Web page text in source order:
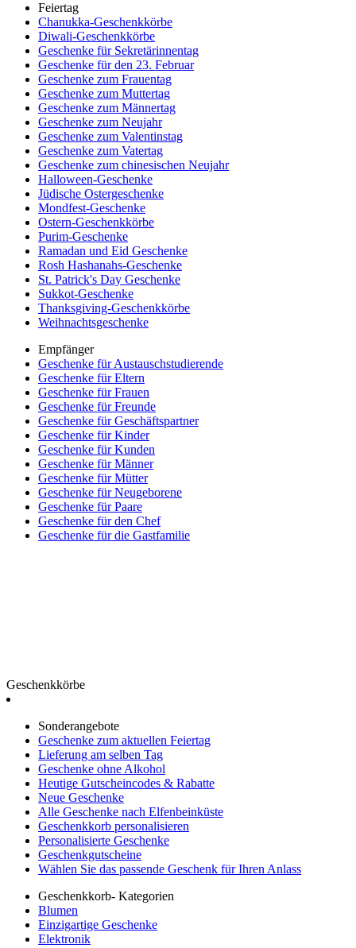
Feiertag
Chanukka-Geschenkkörbe
Diwali-Geschenkkörbe
Geschenke für Sekretärinnentag
Geschenke für den 23. Februar
Geschenke zum Frauentag
Geschenke zum Muttertag
Geschenke zum Männertag
Geschenke zum Neujahr
Geschenke zum Valentinstag
Geschenke zum Vatertag
Geschenke zum chinesischen Neujahr
Halloween-Geschenke
Jüdische Ostergeschenke
Mondfest-Geschenke
Ostern-Geschenkkörbe
Purim-Geschenke
Ramadan und Eid Geschenke
Rosh Hashanahs-Geschenke
St. Patrick's Day Geschenke
Sukkot-Geschenke
Thanksgiving-Geschenkkörbe
Weihnachtsgeschenke
Empfänger
Geschenke für Austauschstudierende
Geschenke für Eltern
Geschenke für Frauen
Geschenke für Freunde
Geschenke für Geschäftspartner
Geschenke für Kinder
Geschenke für Kunden
Geschenke für Männer
Geschenke für Mütter
Geschenke für Neugeborene
Geschenke für Paare
Geschenke für den Chef
Geschenke für die Gastfamilie
Geschenkkörbe
Sonderangebote
Geschenke zum aktuellen Feiertag
Lieferung am selben Tag
Geschenke ohne Alkohol
Heutige Gutscheincodes & Rabatte
Neue Geschenke
Alle Geschenke nach Elfenbeinküste
Geschenkkorb personalisieren
Personalisierte Geschenke
Geschenkgutscheine
Wählen Sie das passende Geschenk für Ihren Anlass
Geschenkkorb- Kategorien
Blumen
Einzigartige Geschenke
Elektronik